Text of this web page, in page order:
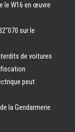
le W16 en œuvre
sur le
de voitures
peut
la Gendarmerie